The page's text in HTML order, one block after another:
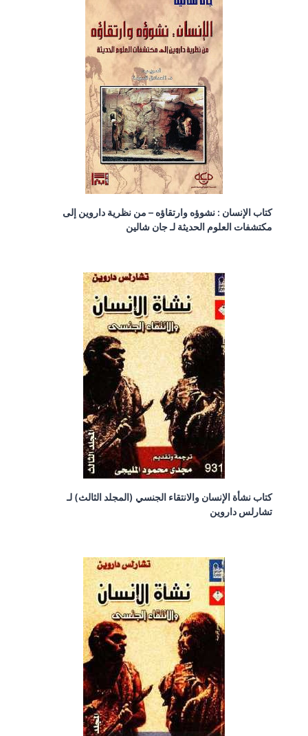
كتاب الإنسان : نشوؤه وارتقاؤه – من نظرية داروين إلى
مكتشفات العلوم الحديثة لـ جان شالين
كتاب نشأة الإنسان والانتقاء الجنسي (المجلد الثالث) لـ
تشارلس داروين